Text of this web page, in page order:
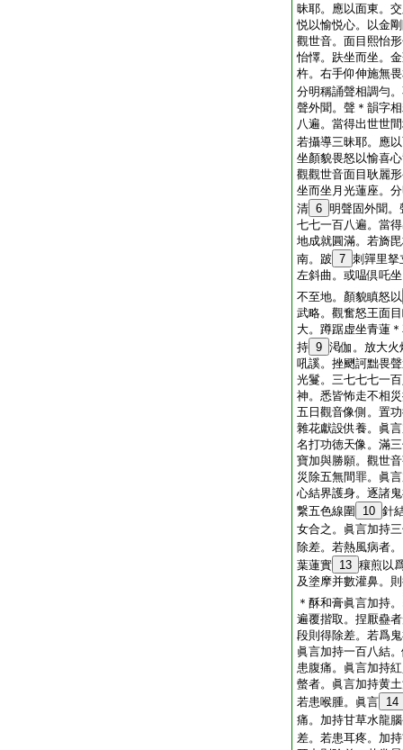
昧耶。應以面東。
悦以愉悦心。以金
觀世音。面目熙怡
怡懌。趺坐而坐。
杵。右手仰伸施無
分明稱誦聲相調勻
聲外聞。聲＊韻字
八遍。當得出世世
若攝導三昧耶。應
坐顏貌畏怒以愉喜
觀觀世音面目耿麗
坐而坐月光蓮座。
清 6 明聲固外聞。
七七一百八遍。當
地成就圓滿。若旖
南。跛 7 刺嚲里拏
左斜曲。或嗢倶吒
不至地。顏貌瞋怒以
武略。觀奮怒王面
大。蹲踞虚坐青蓮
持 9 渇伽。放大火
吼謑。挫颲訶黜畏
光鬘。三七七七一
神。悉皆怖走不相
五日觀音像側。置
雜花獻設供養。眞
名打功徳天像。滿
寶加與勝願。觀世
災除五無間罪。眞
心結界護身。逐諸
繋五色線圍
10 針
女合之。眞言加持
除差。若熱風病者
葉蓮實 13 穰煎以
及塗摩并數灌鼻。
＊酥和膏眞言加持。
遍覆揩取。捏厭蠱
段則得除差。若爲
眞言加持一百八結
患腹痛。眞言加持
螫者。眞言加持黄
若患喉腫。眞言 14
痛。加持甘草水龍
差。若患耳疼。加